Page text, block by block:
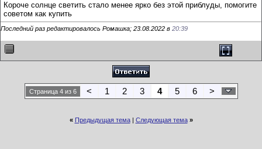
Короче солнце светить стало менее ярко без этой приблуды, помогите
советом как купить
Последний раз редактировалось Ромашка; 23.08.2022 в 20:39
Страница 4 из 6 < 1 2 3 4 5 6 >
« Предыдущая тема| Следующая тема »